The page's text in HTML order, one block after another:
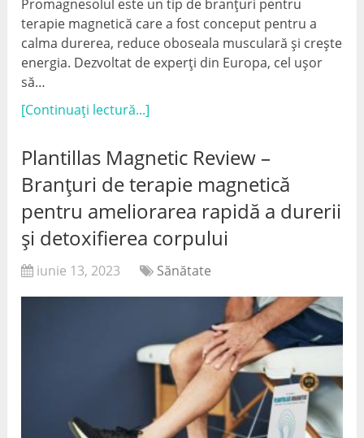
Promagnesolul este un tip de branțuri pentru
terapie magnetică care a fost conceput pentru a
calma durerea, reduce oboseala musculară și crește
energia. Dezvoltat de experți din Europa, cel ușor
să…
[Continuați lectură...]
Plantillas Magnetic Review –
Branțuri de terapie magnetică
pentru ameliorarea rapidă a durerii
și detoxifierea corpului
iunie 13, 2023 Sănătate